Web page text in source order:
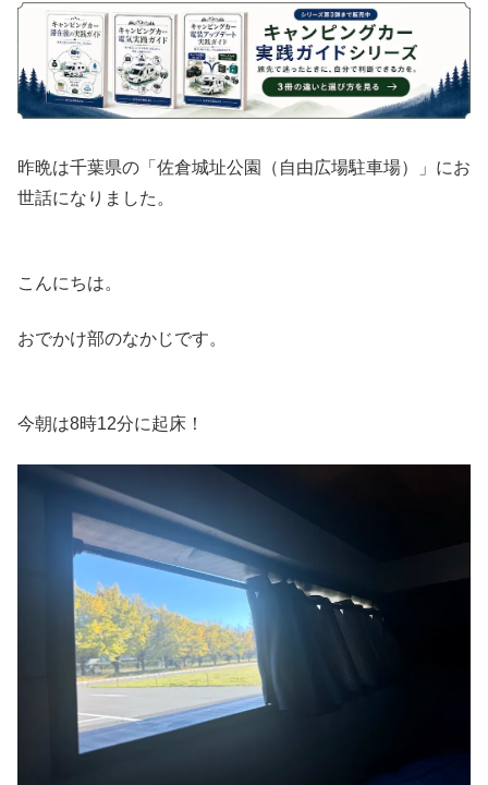
昨晩は千葉県の「佐倉城址公園（自由広場駐車場）」にお
世話になりました。
こんにちは。
おでかけ部のなかじです。
今朝は8時12分に起床！